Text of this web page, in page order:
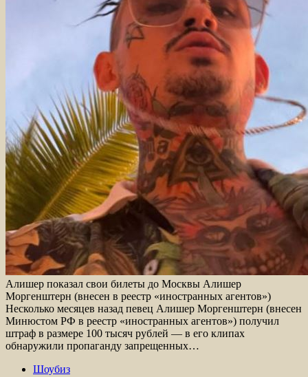
Алишер показал свои билеты до Москвы Алишер
Моргенштерн (внесен в реестр «иностранных агентов»)
Несколько месяцев назад певец Алишер Моргенштерн (внесен
Минюстом РФ в реестр «иностранных агентов») получил
штраф в размере 100 тысяч рублей — в его клипах
обнаружили пропаганду запрещенных…
Шоубиз